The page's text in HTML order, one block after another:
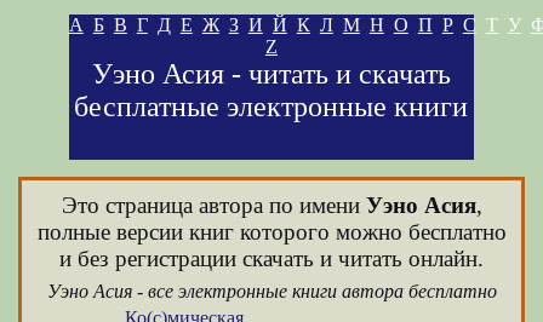
А Б В Г Д Е Ж З И Й К Л М Н О П Р С Т У
Z
Уэно Асия - читать и скачать
бесплатные электронные книги
Это страница автора по имени Уэно Асия,
полные версии книг которого можно бесплатно
и без регистрации скачать и читать онлайн.
Уэно Асия - все электронные книги автора бесплатно
Ко(с)мическая